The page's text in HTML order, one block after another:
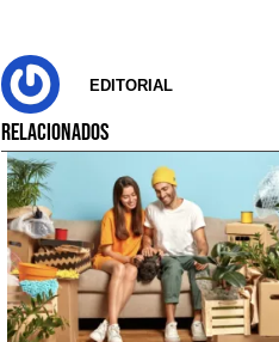
EDITORIAL
RELACIONADOS